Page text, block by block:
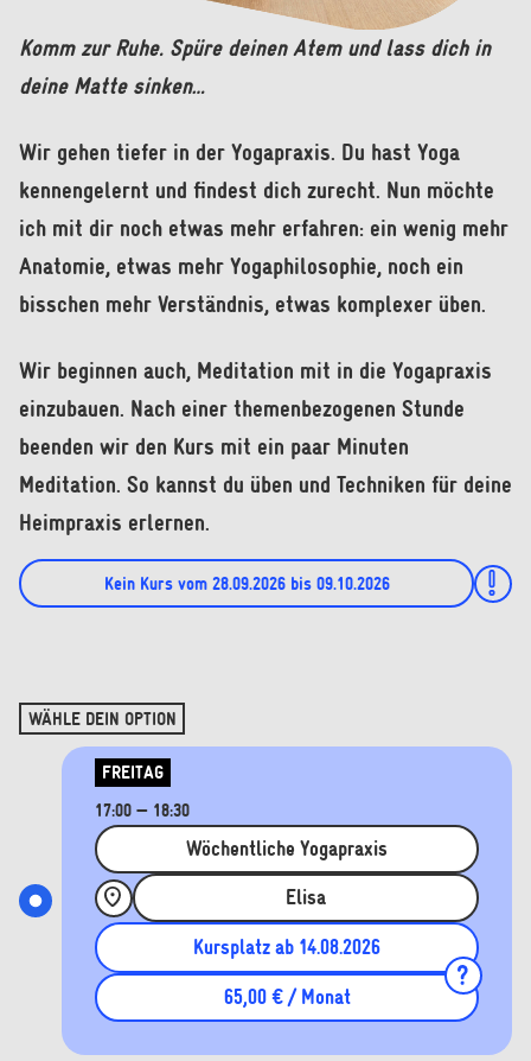
Komm zur Ruhe. Spüre deinen Atem und lass dich in
deine Matte sinken…
Wir gehen tiefer in der Yogapraxis. Du hast Yoga
kennengelernt und findest dich zurecht. Nun möchte
ich mit dir noch etwas mehr erfahren: ein wenig mehr
Anatomie, etwas mehr Yogaphilosophie, noch ein
bisschen mehr Verständnis, etwas komplexer üben.
Wir beginnen auch, Meditation mit in die Yogapraxis
einzubauen. Nach einer themenbezogenen Stunde
beenden wir den Kurs mit ein paar Minuten
Meditation. So kannst du üben und Techniken für deine
Heimpraxis erlernen.
Kein Kurs vom 28.09.2026 bis 09.10.2026
WÄHLE DEIN OPTION
FREITAG
17:00 — 18:30
Wöchentliche Yogapraxis
Elisa
Kursplatz ab 14.08.2026
65,00 € / Monat